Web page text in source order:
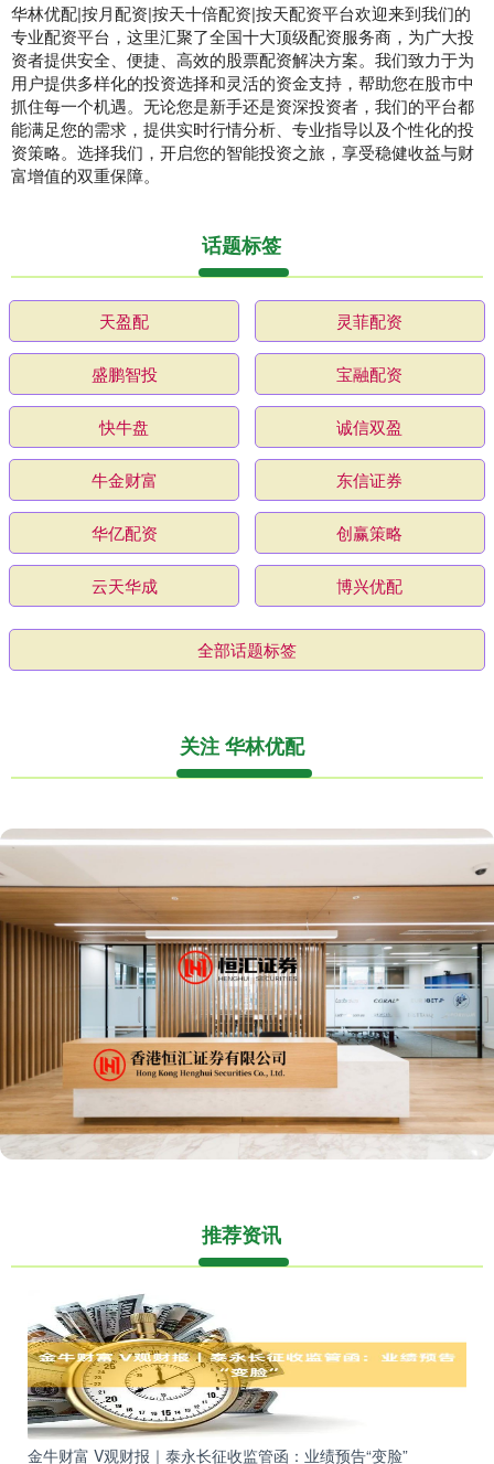
华林优配|按月配资|按天十倍配资|按天配资平台欢迎来到我们的
专业配资平台，这里汇聚了全国十大顶级配资服务商，为广大投
资者提供安全、便捷、高效的股票配资解决方案。我们致力于为
用户提供多样化的投资选择和灵活的资金支持，帮助您在股市中
抓住每一个机遇。无论您是新手还是资深投资者，我们的平台都
能满足您的需求，提供实时行情分析、专业指导以及个性化的投
资策略。选择我们，开启您的智能投资之旅，享受稳健收益与财
富增值的双重保障。
话题标签
天盈配 灵菲配资
盛鹏智投 宝融配资
快牛盘 诚信双盈
牛金财富 东信证券
华亿配资 创赢策略
云天华成 博兴优配
全部话题标签
关注 华林优配
推荐资讯
金牛财富 V观财报｜泰永长征收监管函：业绩预告“变脸”